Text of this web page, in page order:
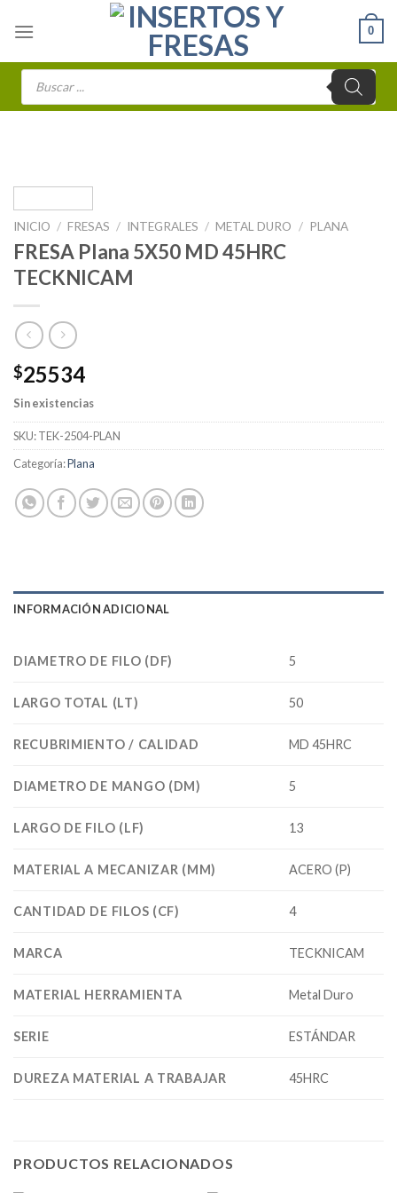
0
Búsqueda
INICIO / FRESAS / INTEGRALES / METAL DURO / PLANA
FRESA Plana 5X50 MD 45HRC
TECKNICAM
$25534
Sin existencias
SKU:TEK-2504-PLAN
Categoría:Plana
INFORMACIÓN ADICIONAL
DIAMETRO DE FILO (DF) 5
LARGO TOTAL (LT) 50
RECUBRIMIENTO / CALIDAD MD 45HRC
DIAMETRO DE MANGO (DM) 5
LARGO DE FILO (LF) 13
MATERIAL A MECANIZAR (MM) ACERO (P)
CANTIDAD DE FILOS (CF) 4
MARCA TECKNICAM
MATERIAL HERRAMIENTA Metal Duro
SERIE ESTÁNDAR
DUREZA MATERIAL A TRABAJAR 45HRC
PRODUCTOS RELACIONADOS